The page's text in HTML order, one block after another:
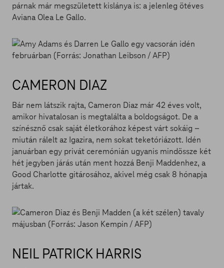
párnak már megszületett kislánya is: a jelenleg ötéves
Aviana Olea Le Gallo.
CAMERON DIAZ
Bár nem látszik rajta, Cameron Diaz már 42 éves volt,
amikor hivatalosan is megtalálta a boldogságot. De a
színésznő csak saját életkorához képest várt sokáig –
miután rálelt az Igazira, nem sokat teketóriázott. Idén
januárban egy privát ceremónián ugyanis mindössze két
hét jegyben járás után ment hozzá Benji Maddenhez, a
Good Charlotte gitárosához, akivel még csak 8 hónapja
jártak.
NEIL PATRICK HARRIS